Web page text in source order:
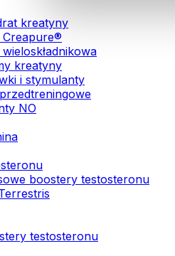
kreatyny
kreatyny
i stymulanty
NO
boostery testosteronu
testosteronu